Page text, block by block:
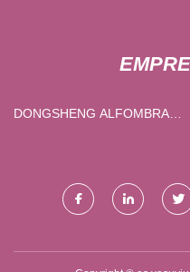
DONGSHENG ALFOMBRA